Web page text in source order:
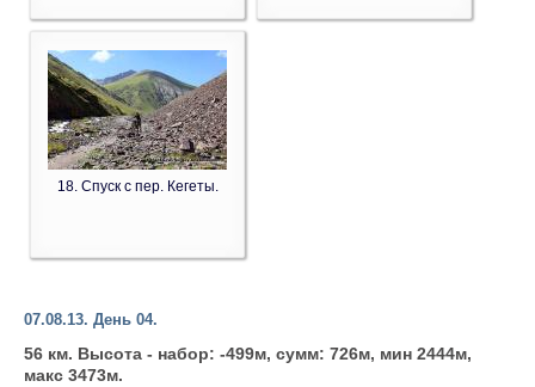
18. Спуск с пер. Кегеты.
07.08.13. День 04.
56 км. Высота - набор: -499м, сумм: 726м, мин 2444м,
макс 3473м.